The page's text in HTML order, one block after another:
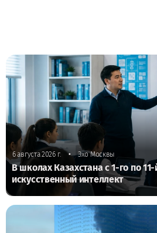
6 августа 2026 г. • Эхо Москвы
В школах Казахстана с 1-го по
искусственный интеллект